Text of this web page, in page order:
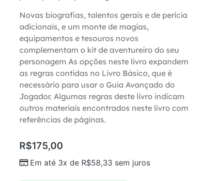
Novas biografias, talentos gerais e de perícia
adicionais, e um monte de magias,
equipamentos e tesouros novos
complementam o kit de aventureiro do seu
personagem As opções neste livro expandem
as regras contidas no Livro Básico, que é
necessário para usar o Guia Avançado do
Jogador. Algumas regras deste livro indicam
outros materiais encontrados neste livro com
referências de páginas.
R$175,00
Em até 3x de R$58,33 sem juros